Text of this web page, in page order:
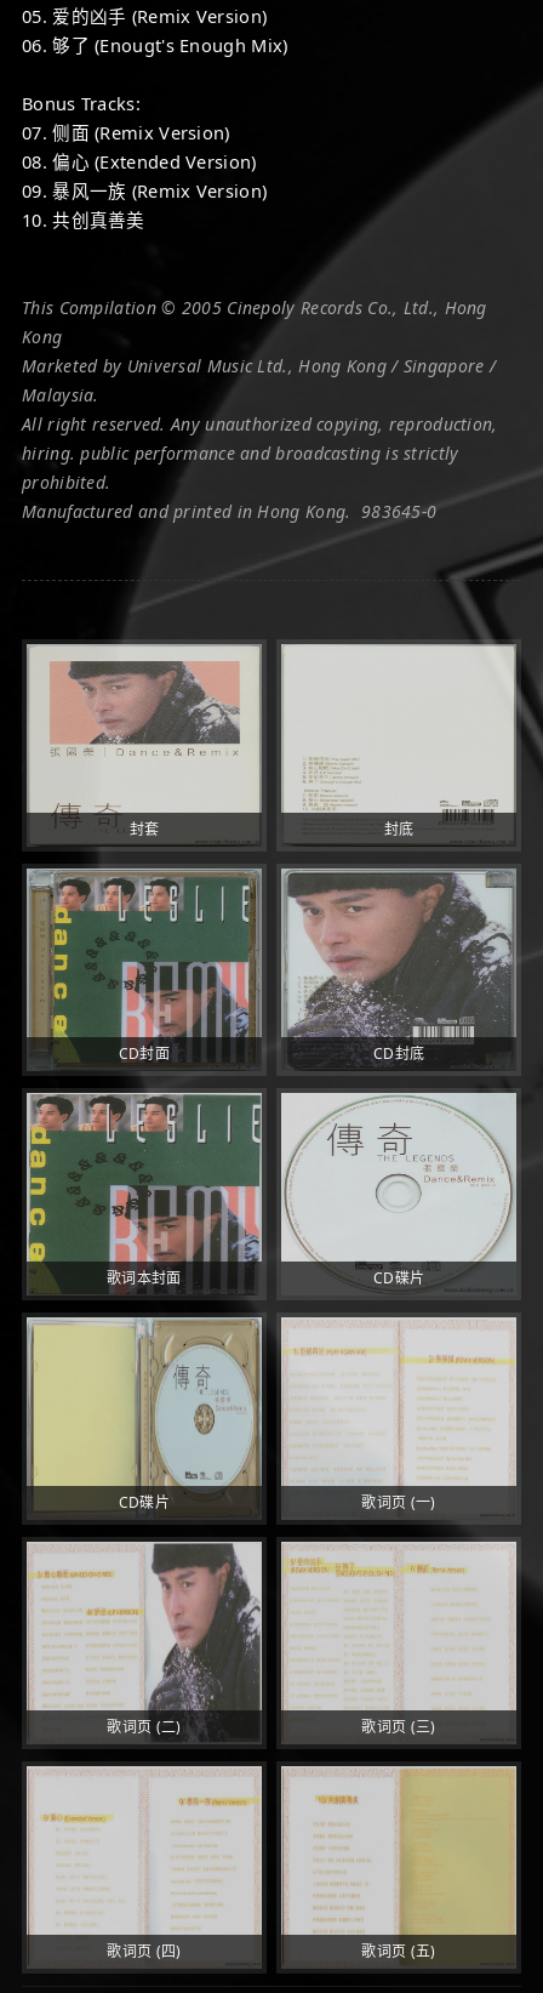
05. 爱的凶手 (Remix Version)
06. 够了 (Enougt's Enough Mix)
Bonus Tracks:
07. 侧面 (Remix Version)
08. 偏心 (Extended Version)
09. 暴风一族 (Remix Version)
10. 共创真善美
This Compilation © 2005 Cinepoly Records Co., Ltd., Hong
Kong
Marketed by Universal Music Ltd., Hong Kong / Singapore /
Malaysia.
All right reserved. Any unauthorized copying, reproduction,
hiring. public performance and broadcasting is strictly
prohibited.
Manufactured and printed in Hong Kong. 983645-0
封套 封底
CD封面 CD封底
歌词本封面 CD碟片
CD碟片 歌词页 (一)
歌词页 (二) 歌词页 (三)
歌词页 (四) 歌词页 (五)